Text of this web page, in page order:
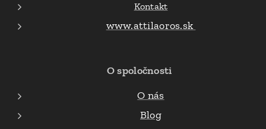
Kontakt
www.attilaoros.sk
O spoločnosti
O nás
Blog